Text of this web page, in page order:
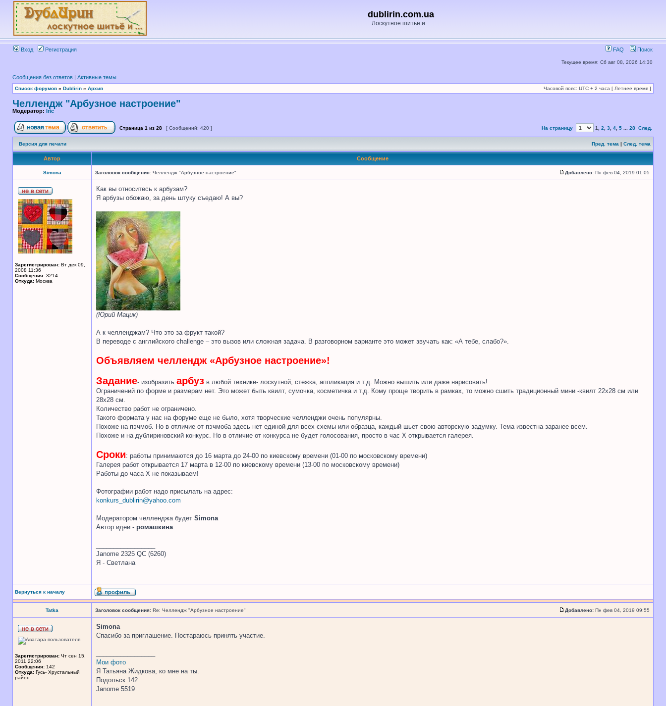
dublirin.com.ua
Лоскутное шитье и...
Вход Регистрация FAQ Поиск
Текущее время: Сб авг 08, 2026 14:30
Сообщения без ответов | Активные темы
Список форумов » Dublirin » Архив Часовой пояс: UTC + 2 часа [ Летнее время ]
Челлендж "Арбузное настроение"
Модератор: Iric
Страница 1 из 28 [ Сообщений: 420 ] На страницу 1 2 3 4 5 28 След.
Версия для печати Пред. тема | След. тема
Автор Сообщение
Simona Заголовок сообщения: Челлендж "Арбузное настроение" Добавлено: Пн фев 04, 2019 01:05
Зарегистрирован: Вт дек 09,
2008 11:36
Сообщения: 3214
Откуда: Москва
Как вы относитесь к арбузам?
Я арбузы обожаю, за день штуку съедаю! А вы?
(Юрий Мацик)
А к челленджам? Что это за фрукт такой?
В переводе с английского challenge – это вызов или сложная задача. В разговорном варианте это может звучать как: «А тебе, слабо?».
Объявляем челлендж «Арбузное настроение»!
Задание- изобразить арбуз в любой технике- лоскутной, стежка, аппликация и т.д. Можно вышить или даже нарисовать!
Ограничений по форме и размерам нет. Это может быть квилт, сумочка, косметичка и т.д. Кому проще творить в рамках, то можно сшить традиционный мини -квилт 22х28 см или
28х28 см.
Количество работ не ограничено.
Такого формата у нас на форуме еще не было, хотя творческие челленджи очень популярны.
Похоже на пэчмоб. Но в отличие от пэчмоба здесь нет единой для всех схемы или образца, каждый шьет свою авторскую задумку. Тема известна заранее всем.
Похоже и на дублириновский конкурс. Но в отличие от конкурса не будет голосования, просто в час Х открывается галерея.
Сроки: работы принимаются до 16 марта до 24-00 по киевскому времени (01-00 по московскому времени)
Галерея работ открывается 17 марта в 12-00 по киевскому времени (13-00 по московскому времени)
Работы до часа Х не показываем!
Фотографии работ надо присылать на адрес:
konkurs_dublirin@yahoo.com
Модератором челленджа будет Simona
Автор идеи - ромашкина
Janome 2325 QC (6260)
Я - Светлана
Вернуться к началу
Tatka Заголовок сообщения: Re: Челлендж "Арбузное настроение" Добавлено: Пн фев 04, 2019 09:55
Зарегистрирован: Чт сен 15,
2011 22:06
Сообщения: 142
Откуда: Гусь- Хрустальный
район
Simona
Спасибо за приглашение. Постараюсь принять участие.
Мои фото
Я Татьяна Жидкова, ко мне на ты.
Подольск 142
Janome 5519